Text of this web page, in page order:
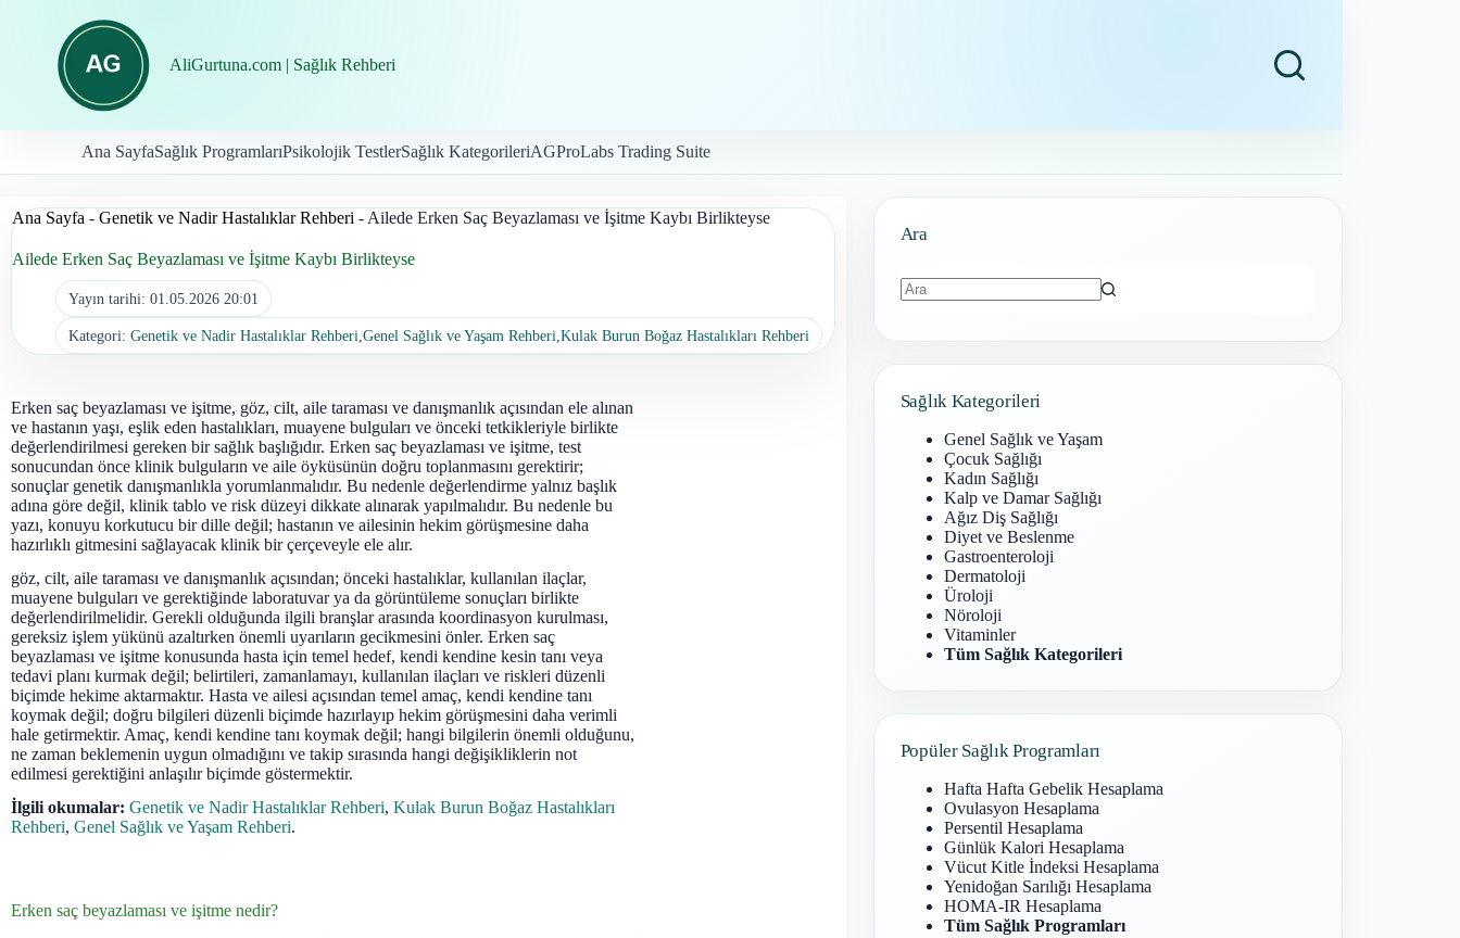
AliGurtuna.com | Sağlık Rehberi
Ana SayfaSağlık ProgramlarıPsikolojik TestlerSağlık KategorileriAGProLabs Trading Suite
Ana Sayfa - Genetik ve Nadir Hastalıklar Rehberi - Ailede Erken Saç Beyazlaması ve İşitme Kaybı Birlikteyse
Ailede Erken Saç Beyazlaması ve İşitme Kaybı Birlikteyse
Yayın tarihi: 01.05.2026 20:01
Kategori: Genetik ve Nadir Hastalıklar Rehberi Genel Sağlık ve Yaşam Rehberi Kulak Burun Boğaz Hastalıkları Rehberi
Erken saç beyazlaması ve işitme, göz, cilt, aile taraması ve danışmanlık açısından ele alınan
ve hastanın yaşı, eşlik eden hastalıkları, muayene bulguları ve önceki tetkikleriyle birlikte
değerlendirilmesi gereken bir sağlık başlığıdır. Erken saç beyazlaması ve işitme, test
sonucundan önce klinik bulguların ve aile öyküsünün doğru toplanmasını gerektirir;
sonuçlar genetik danışmanlıkla yorumlanmalıdır. Bu nedenle değerlendirme yalnız başlık
adına göre değil, klinik tablo ve risk düzeyi dikkate alınarak yapılmalıdır. Bu nedenle bu
yazı, konuyu korkutucu bir dille değil; hastanın ve ailesinin hekim görüşmesine daha
hazırlıklı gitmesini sağlayacak klinik bir çerçeveyle ele alır.
göz, cilt, aile taraması ve danışmanlık açısından; önceki hastalıklar, kullanılan ilaçlar,
muayene bulguları ve gerektiğinde laboratuvar ya da görüntüleme sonuçları birlikte
değerlendirilmelidir. Gerekli olduğunda ilgili branşlar arasında koordinasyon kurulması,
gereksiz işlem yükünü azaltırken önemli uyarıların gecikmesini önler. Erken saç
beyazlaması ve işitme konusunda hasta için temel hedef, kendi kendine kesin tanı veya
tedavi planı kurmak değil; belirtileri, zamanlamayı, kullanılan ilaçları ve riskleri düzenli
biçimde hekime aktarmaktır. Hasta ve ailesi açısından temel amaç, kendi kendine tanı
koymak değil; doğru bilgileri düzenli biçimde hazırlayıp hekim görüşmesini daha verimli
hale getirmektir. Amaç, kendi kendine tanı koymak değil; hangi bilgilerin önemli olduğunu,
ne zaman beklemenin uygun olmadığını ve takip sırasında hangi değişikliklerin not
edilmesi gerektiğini anlaşılır biçimde göstermektir.
İlgili okumalar: Genetik ve Nadir Hastalıklar Rehberi, Kulak Burun Boğaz Hastalıkları
Rehberi, Genel Sağlık ve Yaşam Rehberi.
Erken saç beyazlaması ve işitme nedir?
Ara
bulunamadı
Sağlık Kategorileri
Genel Sağlık ve Yaşam
Çocuk Sağlığı
Kadın Sağlığı
Kalp ve Damar Sağlığı
Ağız Diş Sağlığı
Diyet ve Beslenme
Gastroenteroloji
Dermatoloji
Üroloji
Nöroloji
Vitaminler
Tüm Sağlık Kategorileri
Popüler Sağlık Programları
Hafta Hafta Gebelik Hesaplama
Ovulasyon Hesaplama
Persentil Hesaplama
Günlük Kalori Hesaplama
Vücut Kitle İndeksi Hesaplama
Yenidoğan Sarılığı Hesaplama
HOMA-IR Hesaplama
Tüm Sağlık Programları